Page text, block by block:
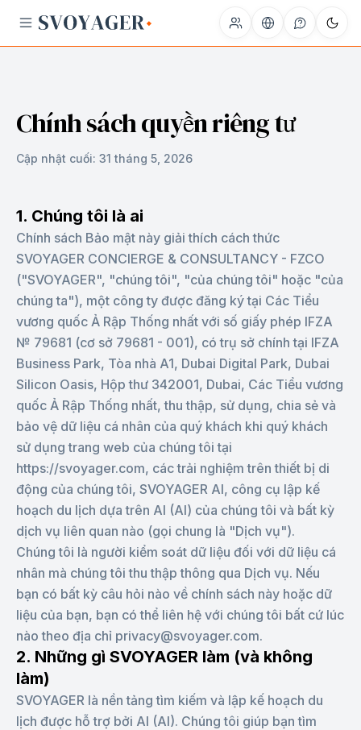
Chính sách quyền riêng tư
Cập nhật cuối: 31 tháng 5, 2026
1. Chúng tôi là ai
Chính sách Bảo mật này giải thích cách thức
SVOYAGER CONCIERGE & CONSULTANCY - FZCO
("SVOYAGER", "chúng tôi", "của chúng tôi" hoặc "của
chúng ta"), một công ty được đăng ký tại Các Tiểu
vương quốc Ả Rập Thống nhất với số giấy phép IFZA
№ 79681 (cơ sở 79681 - 001), có trụ sở chính tại IFZA
Business Park, Tòa nhà A1, Dubai Digital Park, Dubai
Silicon Oasis, Hộp thư 342001, Dubai, Các Tiểu vương
quốc Ả Rập Thống nhất, thu thập, sử dụng, chia sẻ và
bảo vệ dữ liệu cá nhân của quý khách khi quý khách
sử dụng trang web của chúng tôi tại
https://svoyager.com, các trải nghiệm trên thiết bị di
động của chúng tôi, SVOYAGER AI, công cụ lập kế
hoạch du lịch dựa trên AI (AI) của chúng tôi và bất kỳ
dịch vụ liên quan nào (gọi chung là "Dịch vụ").
Chúng tôi là người kiểm soát dữ liệu đối với dữ liệu cá
nhân mà chúng tôi thu thập thông qua Dịch vụ. Nếu
bạn có bất kỳ câu hỏi nào về chính sách này hoặc dữ
liệu của bạn, bạn có thể liên hệ với chúng tôi bất cứ lúc
nào theo địa chỉ privacy@svoyager.com.
2. Những gì SVOYAGER làm (và không
làm)
SVOYAGER là nền tảng tìm kiếm và lập kế hoạch du
lịch được hỗ trợ bởi AI (AI). Chúng tôi giúp bạn tìm